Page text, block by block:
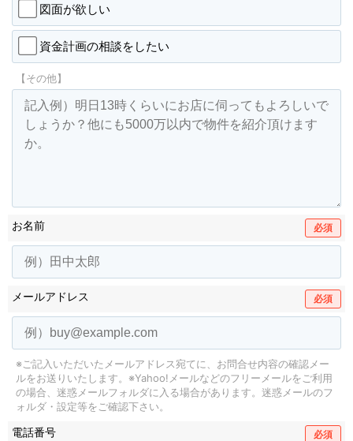
図面が欲しい
資金計画の相談をしたい
【その他】
お名前 必須
メールアドレス 必須
※ご記入いただいたメールアドレス宛てに、お問合せ内容の確認メー
ルをお送りいたします。 ※Yahoo!メールなどのフリーメールをご利用
の場合、迷惑メールフォルダに入る場合があります。 迷惑メールのフ
ォルダ・設定等をご確認下さい。
電話番号 必須